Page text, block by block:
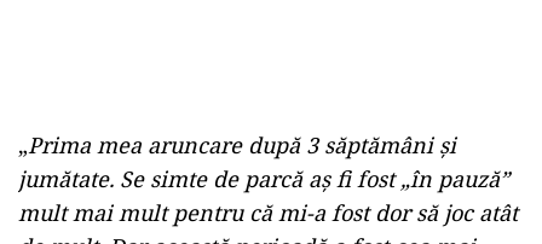
„Prima mea aruncare după 3 săptămâni și
jumătate. Se simte de parcă aș fi fost „în pauză”
mult mai mult pentru că mi-a fost dor să joc atât